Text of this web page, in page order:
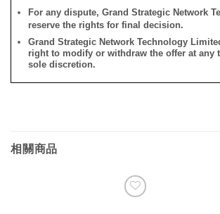
For any dispute, Grand Strategic Network
reserve the rights for final decision.
Grand Strategic Network Technology
right to modify or withdraw the offer at any
sole discretion.
相關商品